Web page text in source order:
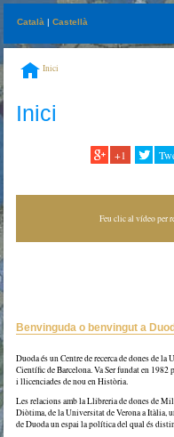
Català |Castellà
Inici
Inici
+1
Feu clic al vídeo per
Benvinguda o benvingut a
Duoda és un Centre de recerca de dones de
Científic de Barcelona. Va Ser fundat en 1982
i llicenciades de nou en Història.
Les relacions amb la Llibreria de dones de
Diòtima, de la Universitat de Verona a Itàlia,
de Duoda un espai la política del qual és